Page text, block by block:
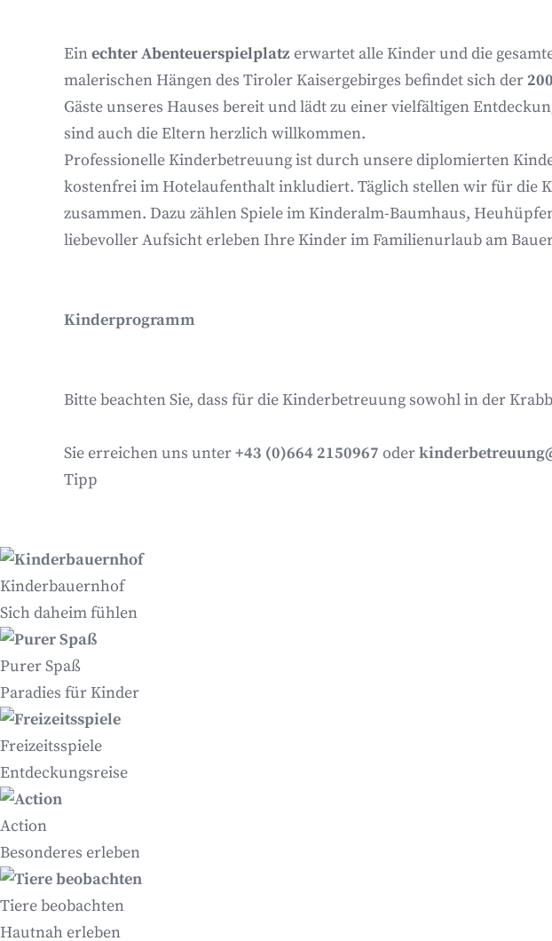
Einechter Abenteuerspielplatz erwartet alle Kinder und die
malerischen Hängen des Tiroler Kaisergebirges befindet sich der
Gäste unseres Hauses bereit und lädt zu einer vielfältigen
sind auch die Eltern herzlich willkommen.
Professionelle Kinderbetreuung ist durch unsere diplomierten
kostenfrei im Hotelaufenthalt inkludiert. Täglich stellen wir für die
zusammen. Dazu zählen Spiele im Kinderalm-Baumhaus,
liebevoller Aufsicht erleben Ihre Kinder im Familienurlaub am
Kinderprogramm
Bitte beachten Sie, dass für die Kinderbetreuung sowohl in der
Sie erreichen uns unter+43 (0)664 2150967 oder
Tipp
Kinderbauernhof
Sich daheim fühlen
Purer Spaß
Paradies für Kinder
Freizeitsspiele
Entdeckungsreise
Action
Besonderes erleben
Tiere beobachten
Hautnah erleben